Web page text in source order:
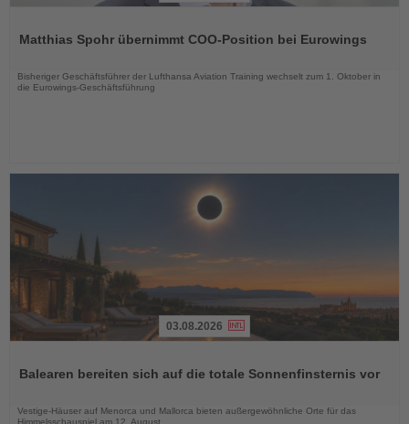
dieMatthias Spohr übernimmt COO-Position bei Eurowings
Bisheriger Geschäftsführer der Lufthansa Aviation Training wechselt zum 1. Oktober in
die Eurowings-Geschäftsführung
die
03.08.2026
Balearen bereiten sich auf die totale Sonnenfinsternis vor
Vestige-Häuser auf Menorca und Mallorca bieten außergewöhnliche Orte für das
Himmelsschauspiel am 12. August